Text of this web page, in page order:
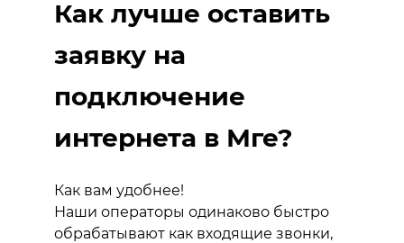
Как лучше оставить
заявку на
подключение
интернета в Мге?
Как вам удобнее!
Наши операторы одинаково быстро
обрабатывают как входящие звонки,